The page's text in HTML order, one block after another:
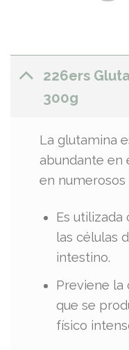
226ers
300g
La glutamina
abundante en
en numerosos
Es
las células
intestino.
Previene la
que se
físico